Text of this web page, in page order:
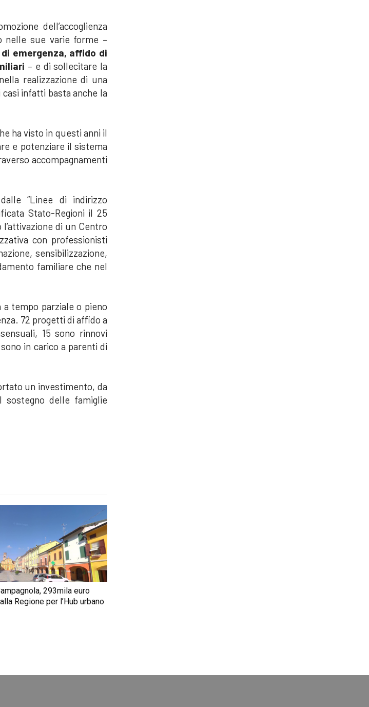
dell’accoglienza
nelle sue varie forme –
emergenza, affido di
– e di sollecitare la
realizzazione di una
infatti basta anche la
ha visto in questi anni il
e potenziare il sistema
accompagnamenti
“Linee di indirizzo
Stato-Regioni il 25
di un Centro
con professionisti
sensibilizzazione,
familiare che nel
a tempo parziale o pieno
72 progetti di affido a
15 sono rinnovi
in carico a parenti di
un investimento, da
delle famiglie
293mila euro
Regione per l’Hub urbano